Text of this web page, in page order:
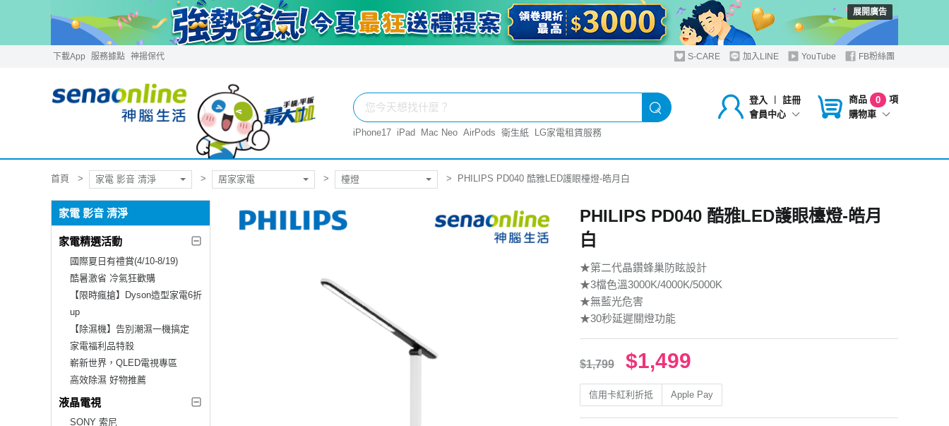
展開廣告
下載App 服務據點 神揚保代 S-CARE 加入LINE YouTube FB粉絲團
登入 ︱
註冊
會員中心
商品 0
項
購物車
iPhone17 iPad Mac Neo AirPods 衛生紙 LG家電租賃服務
首頁 家電 影音 清淨 居家家電 檯燈 PHILIPS PD040 酷雅LED護眼檯燈-皓月白
家電 影音 清淨
家電精選活動
國際夏日有禮賞(4/10-8/19)
酷暑激省 冷氣狂歡購
【限時瘋搶】Dyson造型家電6折
up
【除濕機】告別潮濕一機搞定
家電福利品特殺
嶄新世界，QLED電視專區
高效除濕 好物推薦
液晶電視
SONY 索尼
PHILIPS PD040 酷雅LED護眼檯燈-皓月
白
★第二代晶鑽蜂巢防眩設計
★3檔色溫3000K/4000K/5000K
★無藍光危害
★30秒延遲關燈功能
$1,799 $1,499
信用卡紅利折抵 Apple Pay